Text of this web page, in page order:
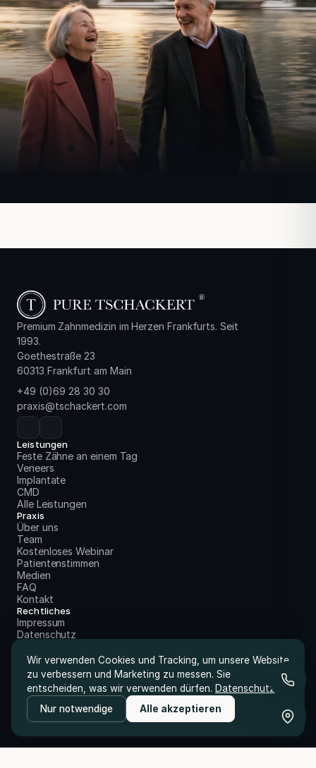
Premium Zahnmedizin im Herzen Frankfurts. Seit
1993.
Goethestraße 23
60313 Frankfurt am Main
+49 (0)69 28 30 30
praxis@tschackert.com
Leistungen
Feste Zähne an einem Tag
Veneers
Implantate
CMD
Alle Leistungen
Praxis
Über uns
Team
Kostenloses Webinar
Patientenstimmen
Medien
FAQ
Kontakt
Rechtliches
Impressum
Datenschutz
Wir verwenden Cookies und Tracking, um unsere Website
zu verbessern und Marketing zu messen. Sie
entscheiden, was wir verwenden dürfen. Datenschutz
Nur notwendige
Alle akzeptieren